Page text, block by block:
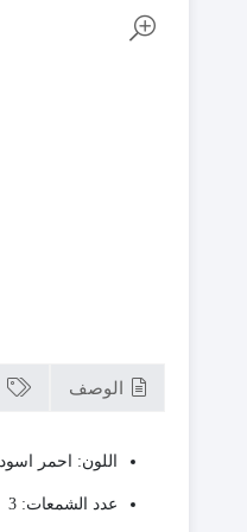
الوصف
اللون: احمر اسود
عدد الشمعات: 3